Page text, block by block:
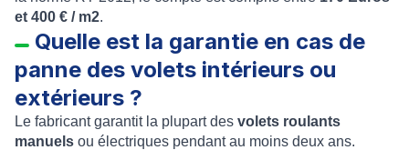
et 400 € / m2.
Quelle est la garantie en cas de
panne des volets intérieurs ou
extérieurs ?
Le fabricant garantit la plupart des volets roulants
manuels ou électriques pendant au moins deux ans.